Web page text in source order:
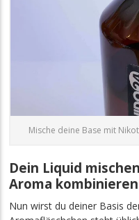
Mische deine Base mit
Dein Liquid
Aroma kombinieren
Nun wirst du deiner Basis